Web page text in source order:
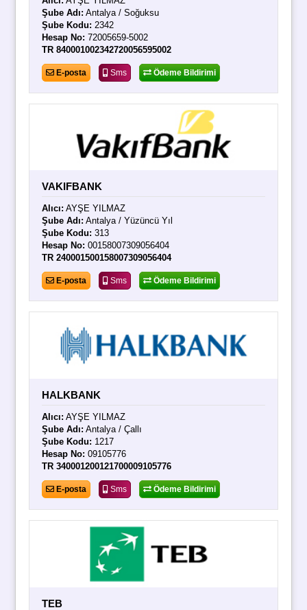
Şube Adı: Antalya / Soğuksu
Şube Kodu: 2342
Hesap No: 72005659-5002
TR 840001002342720056595002
E-posta Sms Ödeme Bildirimi
VAKIFBANK
Alıcı: AYŞE YILMAZ
Şube Adı: Antalya / Yüzüncü Yıl
Şube Kodu: 313
Hesap No: 00158007309056404
TR 240001500158007309056404
E-posta Sms Ödeme Bildirimi
HALKBANK
Alıcı: AYŞE YILMAZ
Şube Adı: Antalya / Çallı
Şube Kodu: 1217
Hesap No: 09105776
TR 340001200121700009105776
E-posta Sms Ödeme Bildirimi
TEB